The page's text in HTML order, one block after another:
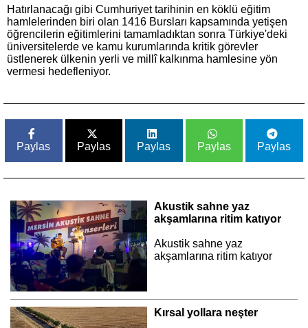
Hatırlanacağı gibi Cumhuriyet tarihinin en köklü eğitim
hamlelerinden biri olan 1416 Bursları kapsamında yetişen
öğrencilerin eğitimlerini tamamladıktan sonra Türkiye'deki
üniversitelerde ve kamu kurumlarında kritik görevler
üstlenerek ülkenin yerli ve millî kalkınma hamlesine yön
vermesi hedefleniyor.
Paylas Paylas Paylas Paylas Paylas
Akustik sahne yaz
akşamlarına ritim katıyor
Akustik sahne yaz
akşamlarına ritim katıyor
Kırsal yollara neşter